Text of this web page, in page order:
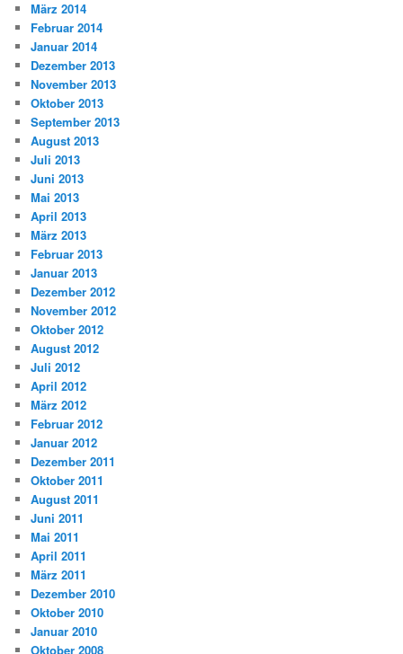
März 2014
Februar 2014
Januar 2014
Dezember 2013
November 2013
Oktober 2013
September 2013
August 2013
Juli 2013
Juni 2013
Mai 2013
April 2013
März 2013
Februar 2013
Januar 2013
Dezember 2012
November 2012
Oktober 2012
August 2012
Juli 2012
April 2012
März 2012
Februar 2012
Januar 2012
Dezember 2011
Oktober 2011
August 2011
Juni 2011
Mai 2011
April 2011
März 2011
Dezember 2010
Oktober 2010
Januar 2010
Oktober 2008